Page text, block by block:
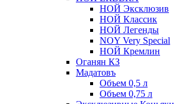
НОЙ Эксклюзив
НОЙ Классик
НОЙ Легенды
NOY Very Speсial
НОЙ Кремлин
Оганян КЗ
Мадатовъ
Объем 0,5 л
Объем 0,75 л